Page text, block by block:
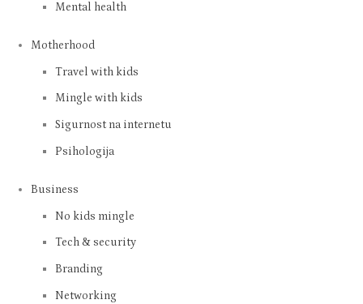
Mental health
Motherhood
Travel with kids
Mingle with kids
Sigurnost na internetu
Psihologija
Business
No kids mingle
Tech & security
Branding
Networking